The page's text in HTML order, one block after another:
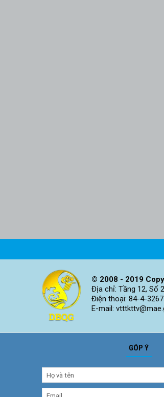
© 2008 - 2019
Địa chỉ: Tầng 12, Số
Điện thoại: 84-4-
E-mail:
GÓP Ý